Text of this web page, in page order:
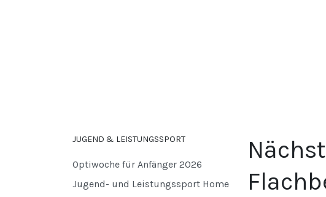
JUGEND & LEISTUNGSSPORT
Optiwoche für Anfänger 2026
Jugend- und Leistungssport Home